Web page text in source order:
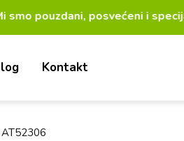
posvećeni i specijalizirani
Kontakt